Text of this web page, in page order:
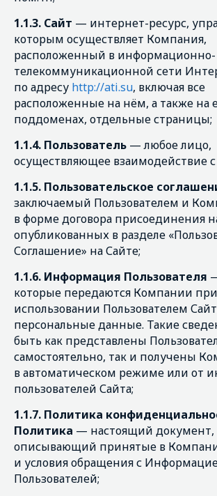
1.1.3. Сайт — интернет-ресурс,
которым осуществляет Компания,
расположенный в информационно-
телекоммуникационной сети
по адресу http://ati.su, включая все
расположенные на нём, а также на
поддоменах, отдельные страницы;
1.1.4. Пользователь — любое лицо,
осуществляющее взаимодействие
1.1.5. Пользовательское
заключаемый Пользователем и
в форме договора присоединения
опубликованных в разделе
Соглашение» на Сайте;
1.1.6. Информация Пользователя
которые передаются Компании при
использовании Пользователем
персональные данные. Такие
быть как представлены
самостоятельно, так и получены
в автоматическом режиме или от
пользователей Сайта;
1.1.7. Политика
Политика — настоящий документ,
описывающий принятые в
и условия обращения с
Пользователей;